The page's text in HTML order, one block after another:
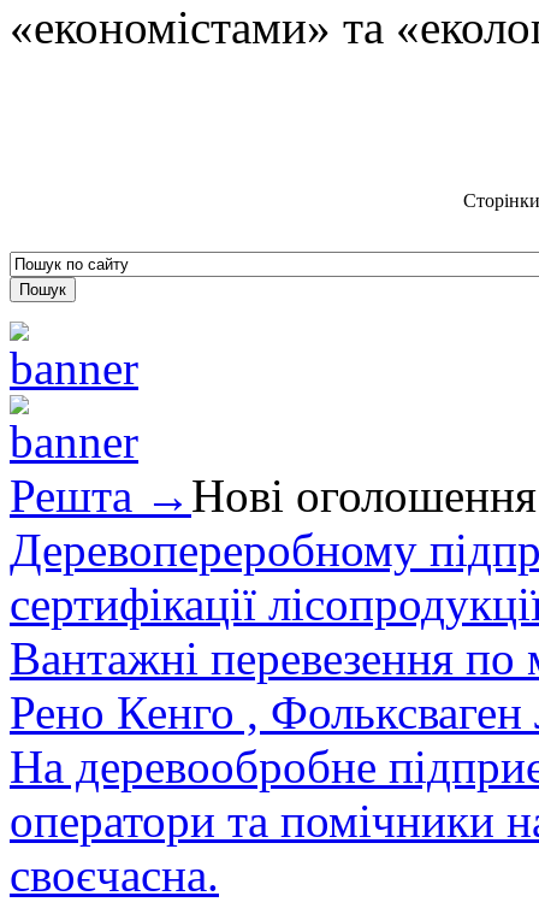
«економістами» та
Решта → Нові оголошення
Деревопереробному
сертифікації
Вантажні перевезення по
Рено Кенго ,
На деревообробне
оператори та помічники
своєчасна.